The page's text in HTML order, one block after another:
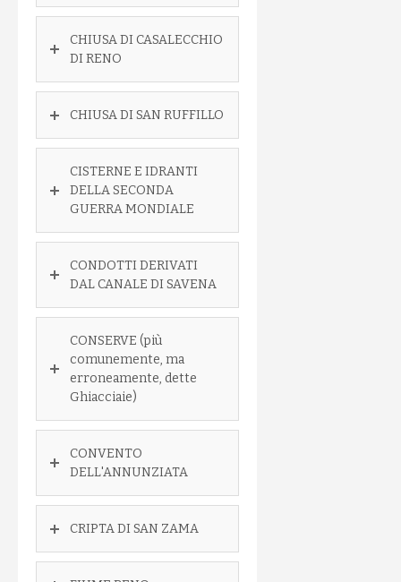
CHIUSA DI CASALECCHIO
DI RENO
CHIUSA DI SAN RUFFILLO
CISTERNE E IDRANTI
DELLA SECONDA
GUERRA MONDIALE
CONDOTTI DERIVATI
DAL CANALE DI SAVENA
CONSERVE (più
comunemente, ma
erroneamente, dette
Ghiacciaie)
CONVENTO
DELL'ANNUNZIATA
CRIPTA DI SAN ZAMA